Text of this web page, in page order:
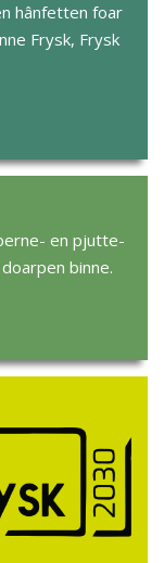
hânfetten foar
Frysk, Frysk
en pjutte-
binne.